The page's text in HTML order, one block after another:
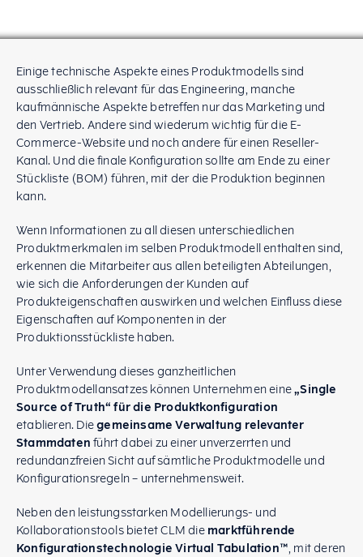
Einige technische Aspekte eines Produktmodells sind
ausschließlich relevant für das Engineering, manche
kaufmännische Aspekte betreffen nur das Marketing und
den Vertrieb. Andere sind wiederum wichtig für die E-
Commerce-Website und noch andere für einen Reseller-
Kanal. Und die finale Konfiguration sollte am Ende zu einer
Stückliste (BOM) führen, mit der die Produktion beginnen
kann.
Wenn Informationen zu all diesen unterschiedlichen
Produktmerkmalen im selben Produktmodell enthalten sind,
erkennen die Mitarbeiter aus allen beteiligten Abteilungen,
wie sich die Anforderungen der Kunden auf
Produkteigenschaften auswirken und welchen Einfluss diese
Eigenschaften auf Komponenten in der
Produktionsstückliste haben.
Unter Verwendung dieses ganzheitlichen
Produktmodellansatzes können Unternehmen eine„Single
Source of Truth“ für die Produktkonfiguration
etablieren. Diegemeinsame Verwaltung relevanter
Stammdaten führt dabei zu einer unverzerrten und
redundanzfreien Sicht auf sämtliche Produktmodelle und
Konfigurationsregeln – unternehmensweit.
Neben den leistungsstarken Modellierungs- und
Kollaborationstools bietet CLM die marktführende
Konfigurationstechnologie Virtual Tabulation™, mit deren